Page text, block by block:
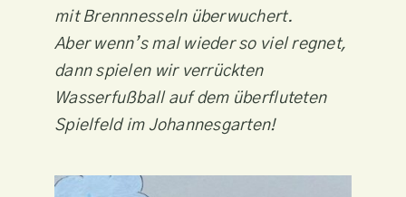
mit Brennnesseln überwuchert.
Aber wenn’s mal wieder so viel regnet,
dann spielen wir verrückten
Wasserfußball auf dem überfluteten
Spielfeld im Johannesgarten!